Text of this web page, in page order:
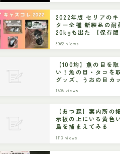
2022年版 セリアのキ
ター全種 新製品の耐
20kgも出た 【保存版
3962 views
【100均】魚の目を
い！魚の目・タコを
グッズ、うおの目カ
1808 views
【あつ森】案内所の
示板の上にいる黄色い
鳥を捕まえてみる
1113 views